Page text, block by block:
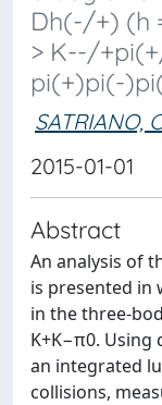
Dh(-/+) (h
> K--/
pi(+)pi(-
SATRIANO,
2015-01-01
Abstract
An analysis of
is presented in
in the three-
K+K−π0.
an integrated
collisions,